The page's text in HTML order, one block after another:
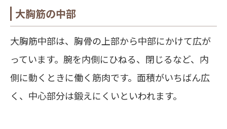
大胸筋の中部
大胸筋中部は、胸骨の上部から中部にかけて広が
っています。腕を内側にひねる、閉じるなど、内
側に動くときに働く筋肉です。面積がいちばん広
く、中心部分は鍛えにくいといわれます。